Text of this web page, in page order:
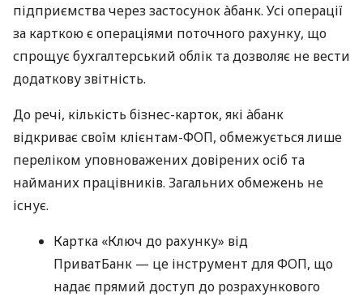
підприємства через застосунок àбанк. Усі операції
за карткою є операціями поточного рахунку, що
спрощує бухгалтерський облік та дозволяє не вести
додаткову звітність.
До речі, кількість бізнес-карток, які àбанк
відкриває своїм клієнтам-ФОП, обмежується лише
переліком уповноважених довірених осіб та
найманих працівників. Загальних обмежень не
існує.
Картка «Ключ до рахунку» від
ПриватБанк — це інструмент для ФОП, що
надає прямий доступ до розрахункового